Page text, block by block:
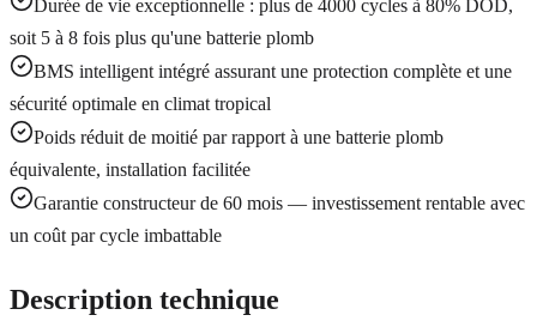
Durée de vie exceptionnelle : plus de 4000 cycles à 80% DOD,
soit 5 à 8 fois plus qu'une batterie plomb
BMS intelligent intégré assurant une protection complète et une
sécurité optimale en climat tropical
Poids réduit de moitié par rapport à une batterie plomb
équivalente, installation facilitée
Garantie constructeur de 60 mois — investissement rentable avec
un coût par cycle imbattable
Description technique